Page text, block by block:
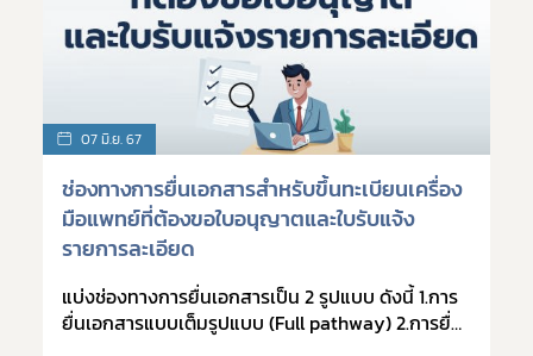
07 มิ.ย. 67
ช่องทางการยื่นเอกสารสำหรับขึ้นทะเบียนเครื่อง
มือแพทย์ที่ต้องขอใบอนุญาตและใบรับแจ้ง
รายการละเอียด
แบ่งช่องทางการยื่นเอกสารเป็น 2 รูปแบบ ดังนี้ 1.การ
ยื่นเอกสารแบบเต็มรูปแบบ (Full pathway) 2.การยื่น